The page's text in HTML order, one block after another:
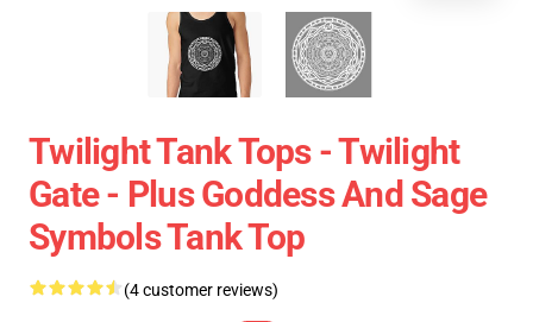
Twilight Tank Tops - Twilight
Gate - Plus Goddess And Sage
Symbols Tank Top
(4 customer reviews)